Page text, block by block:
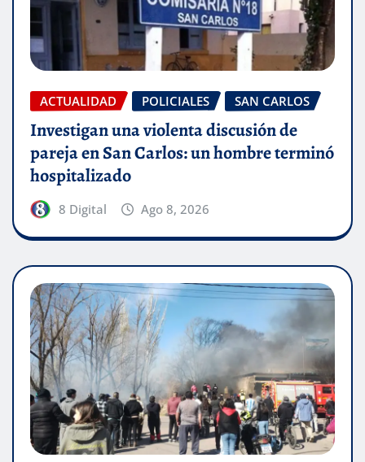
ACTUALIDAD POLICIALES SAN CARLOS
Investigan una violenta discusión de
pareja en San Carlos: un hombre terminó
hospitalizado
8 Digital Ago 8, 2026